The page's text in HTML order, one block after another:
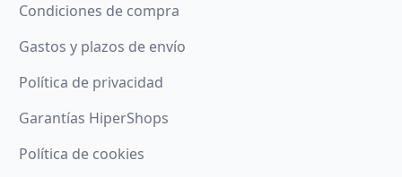
Condiciones de compra
Gastos y plazos de envío
Política de privacidad
Garantías HiperShops
Política de cookies